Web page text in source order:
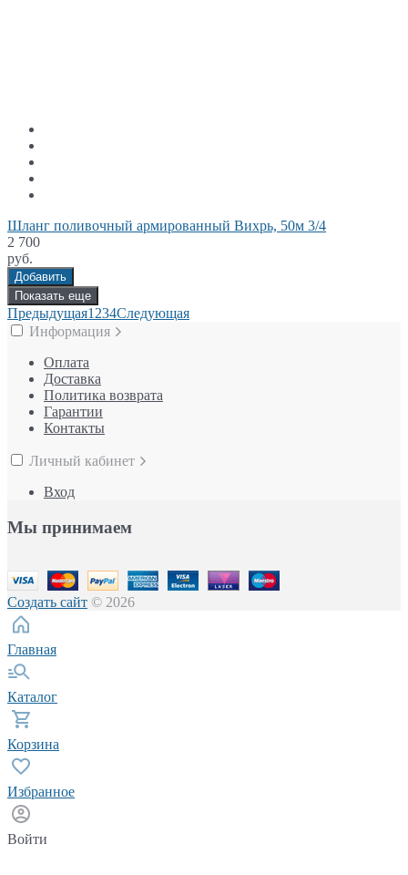
Шланг поливочный армированный Вихрь, 50м 3/4
2 700
руб.
Добавить
Показать еще
Предыдущая1 234Следующая
Информация
Оплата
Доставка
Политика возврата
Гарантии
Контакты
Личный кабинет
Вход
Мы принимаем
Создать сайт © 2026
Главная
Каталог
Корзина
Избранное
Войти